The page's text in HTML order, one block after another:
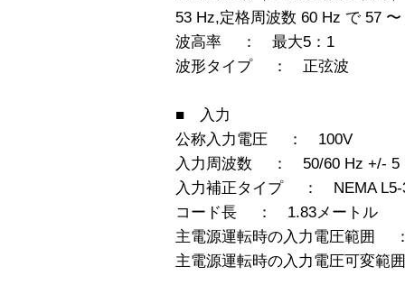
53 Hz,定格周波数 60 Hz で 57
波高率 ： 最大5：1
波形タイプ ： 正弦波
■ 入力
公称入力電圧 ： 100V
入力周波数 ： 50/60 Hz +/- 5
入力補正タイプ ： NEMA L5-
コード長 ： 1.83メートル
主電源運転時の入力電圧範囲
主電源運転時の入力電圧可変